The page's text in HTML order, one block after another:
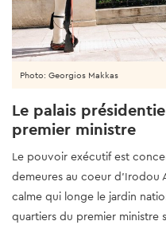
Le palais
premier ministre
Le pouvoir exécutif est
demeures au coeur d'Irodou
calme qui longe le jardin
quartiers du premier ministre
Photo: Georgios Makkas